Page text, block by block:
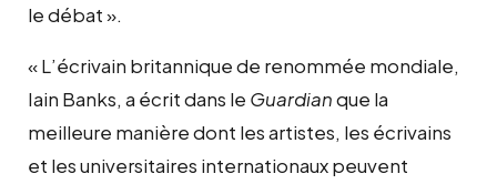
le débat ».
« L’écrivain britannique de renommée mondiale,
Iain Banks, a écrit dans le Guardianque la
meilleure manière dont les artistes, les écrivains
et les universitaires internationaux peuvent